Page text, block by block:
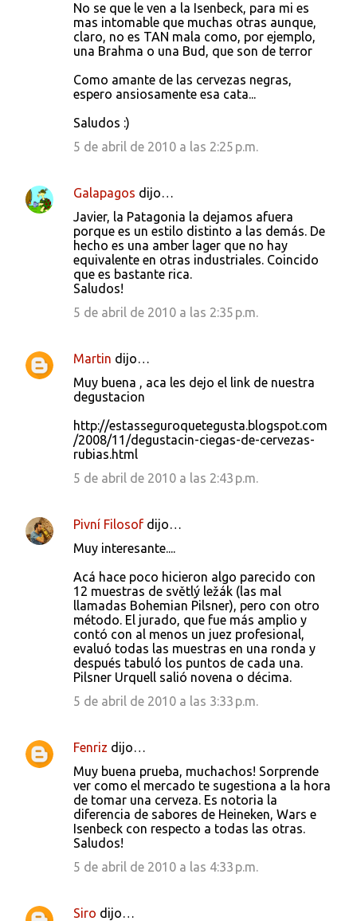
No se que le ven a la Isenbeck, para mi es
mas intomable que muchas otras aunque,
claro, no es TAN mala como, por ejemplo,
una Brahma o una Bud, que son de terror
Como amante de las cervezas negras,
espero ansiosamente esa cata...
Saludos :)
5 de abril de 2010 a las 2:25 p.m.
Galapagos dijo…
Javier, la Patagonia la dejamos afuera
porque es un estilo distinto a las demás. De
hecho es una amber lager que no hay
equivalente en otras industriales. Coincido
que es bastante rica.
Saludos!
5 de abril de 2010 a las 2:35 p.m.
Martin dijo…
Muy buena , aca les dejo el link de nuestra
degustacion
http://estasseguroquetegusta.blogspot.com
/2008/11/degustacin-ciegas-de-cervezas-
rubias.html
5 de abril de 2010 a las 2:43 p.m.
Pivní Filosof dijo…
Muy interesante....
Acá hace poco hicieron algo parecido con
12 muestras de světlý ležák (las mal
llamadas Bohemian Pilsner), pero con otro
método. El jurado, que fue más amplio y
contó con al menos un juez profesional,
evaluó todas las muestras en una ronda y
después tabuló los puntos de cada una.
Pilsner Urquell salió novena o décima.
5 de abril de 2010 a las 3:33 p.m.
Fenriz dijo…
Muy buena prueba, muchachos! Sorprende
ver como el mercado te sugestiona a la hora
de tomar una cerveza. Es notoria la
diferencia de sabores de Heineken, Wars e
Isenbeck con respecto a todas las otras.
Saludos!
5 de abril de 2010 a las 4:33 p.m.
Siro dijo…